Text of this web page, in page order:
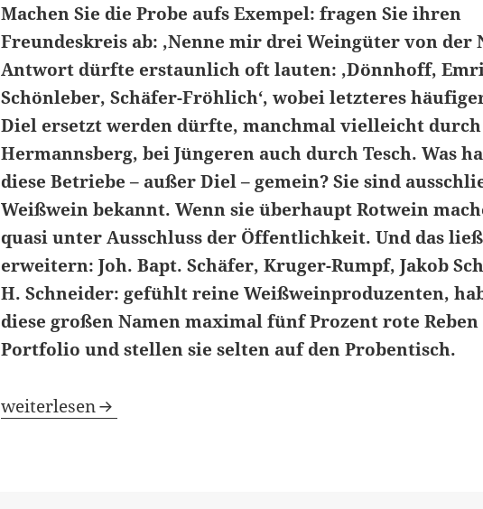
Machen Sie die Probe aufs Exempel: fragen Sie ihren
Freundeskreis ab: ‚Nenne mir drei Weingüter von der
Antwort dürfte erstaunlich oft lauten: ‚Dönnhoff,
Schönleber, Schäfer-Fröhlich‘, wobei letzteres
Diel ersetzt werden dürfte, manchmal vielleicht
Hermannsberg, bei Jüngeren auch durch Tesch. Was
diese Betriebe – außer Diel – gemein? Sie sind
Weißwein bekannt. Wenn sie überhaupt Rotwein
quasi unter Ausschluss der Öffentlichkeit. Und das
erweitern: Joh. Bapt. Schäfer, Kruger-Rumpf, Jakob
H. Schneider: gefühlt reine Weißweinproduzenten,
diese großen Namen maximal fünf Prozent rote
Portfolio und stellen sie selten auf den Probentisch.
Die Wahrheit über die Nahe (2) – die Roten und Exoten
weiterlesen